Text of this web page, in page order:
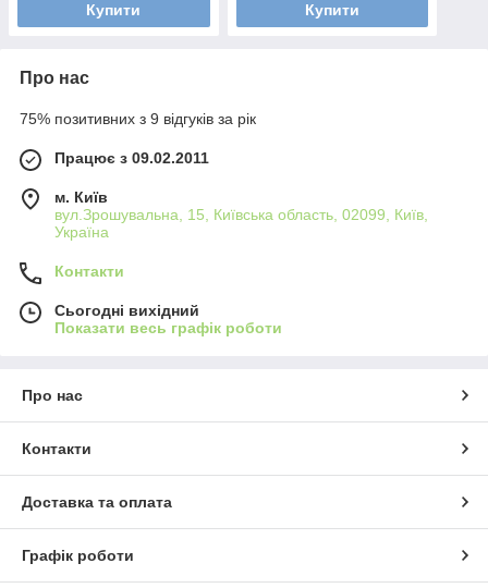
Купити Купити
Про нас
75% позитивних з 9 відгуків за рік
Працює з 09.02.2011
м. Київ
вул.Зрошувальна, 15, Київська область, 02099, Київ,
Україна
Контакти
Сьогодні вихідний
Показати весь графік роботи
Про нас
Контакти
Доставка та оплата
Графік роботи